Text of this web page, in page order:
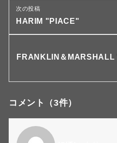
次の投稿
HARIM "PIACE"
FRANKLIN＆
コメント （3件）